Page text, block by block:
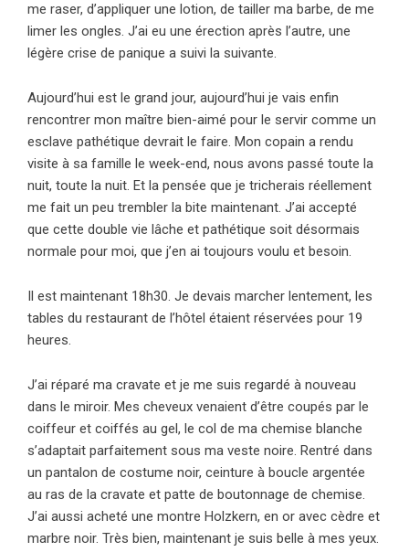
me raser, d’appliquer une lotion, de tailler ma barbe, de me
limer les ongles. J’ai eu une érection après l’autre, une
légère crise de panique a suivi la suivante.
Aujourd’hui est le grand jour, aujourd’hui je vais enfin
rencontrer mon maître bien-aimé pour le servir comme un
esclave pathétique devrait le faire. Mon copain a rendu
visite à sa famille le week-end, nous avons passé toute la
nuit, toute la nuit. Et la pensée que je tricherais réellement
me fait un peu trembler la bite maintenant. J’ai accepté
que cette double vie lâche et pathétique soit désormais
normale pour moi, que j’en ai toujours voulu et besoin.
Il est maintenant 18h30. Je devais marcher lentement, les
tables du restaurant de l’hôtel étaient réservées pour 19
heures.
J’ai réparé ma cravate et je me suis regardé à nouveau
dans le miroir. Mes cheveux venaient d’être coupés par le
coiffeur et coiffés au gel, le col de ma chemise blanche
s’adaptait parfaitement sous ma veste noire. Rentré dans
un pantalon de costume noir, ceinture à boucle argentée
au ras de la cravate et patte de boutonnage de chemise.
J’ai aussi acheté une montre Holzkern, en or avec cèdre et
marbre noir. Très bien, maintenant je suis belle à mes yeux.